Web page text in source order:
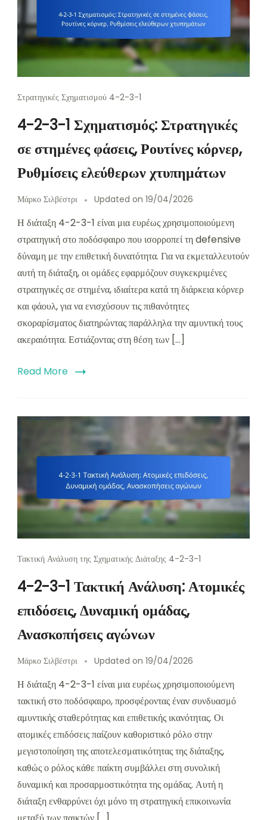
Στρατηγικές Σχηματισμού 4-2-3-1
4-2-3-1 Σχηματισμός: Στρατηγικές
σε στημένες φάσεις, Ρουτίνες κόρνερ,
Ρυθμίσεις ελεύθερων χτυπημάτων
Μάρκο Σιλβέστρι Updated on 19/04/2026
Η διάταξη 4-2-3-1 είναι μια ευρέως χρησιμοποιούμενη
στρατηγική στο ποδόσφαιρο που ισορροπεί τη defensive
δύναμη με την επιθετική δυνατότητα. Για να εκμεταλλευτούν
αυτή τη διάταξη, οι ομάδες εφαρμόζουν συγκεκριμένες
στρατηγικές σε στημένα, ιδιαίτερα κατά τη διάρκεια κόρνερ
και φάουλ, για να ενισχύσουν τις πιθανότητες
σκοραρίσματος διατηρώντας παράλληλα την αμυντική τους
ακεραιότητα. Εστιάζοντας στη θέση των […]
Read More
Τακτική Ανάλυση της Σχηματικής Διάταξης 4-2-3-1
4-2-3-1 Τακτική Ανάλυση: Ατομικές
επιδόσεις, Δυναμική ομάδας,
Ανασκοπήσεις αγώνων
Μάρκο Σιλβέστρι Updated on 19/04/2026
Η διάταξη 4-2-3-1 είναι μια ευρέως χρησιμοποιούμενη
τακτική στο ποδόσφαιρο, προσφέροντας έναν συνδυασμό
αμυντικής σταθερότητας και επιθετικής ικανότητας. Οι
ατομικές επιδόσεις παίζουν καθοριστικό ρόλο στην
μεγιστοποίηση της αποτελεσματικότητας της διάταξης,
καθώς ο ρόλος κάθε παίκτη συμβάλλει στη συνολική
δυναμική και προσαρμοστικότητα της ομάδας. Αυτή η
διάταξη ενθαρρύνει όχι μόνο τη στρατηγική επικοινωνία